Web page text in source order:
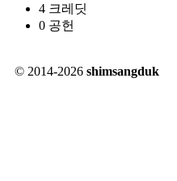
4 크레딧
0 공헌
© 2014-2026 shimsangduk